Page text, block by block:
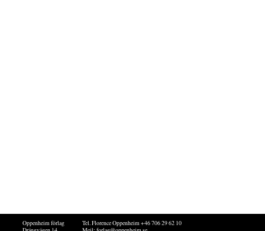
Oppenheim förlag
Tel. Florence Oppenheim +46 706 29 62 10